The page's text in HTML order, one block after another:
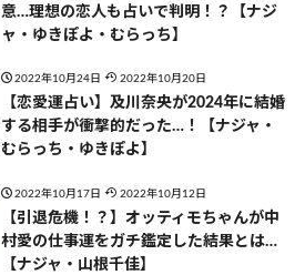
意…理想の恋人も占いで判明！？【ナジ
ャ・ゆきぽよ・むらっち】
2022年10月24日 2022年10月20日
【恋愛運占い】及川奈央が2024年に結婚
する相手が衝撃的だった…！【ナジャ・
むらっち・ゆきぽよ】
2022年10月17日 2022年10月12日
【引退危機！？】オッティモちゃんが中
村愛の仕事運をガチ鑑定した結果とは…
【ナジャ・山根千佳】